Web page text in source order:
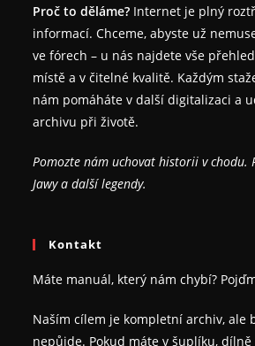
Proč to děláme? Internet je plný
informací. Chceme, abyste už
ve fórech – u nás najdete vše
místě a v čitelné kvalitě. Každým
nám pomáháte v další digitalizaci a
archivu při životě.
Pomozte nám uchovat historii v chodu.
Jawy a další legendy.
Kontakt
Máte manuál, který nám chybí?
Naším cílem je kompletní archiv, ale
nepůjde. Pokud máte v šuplíku,